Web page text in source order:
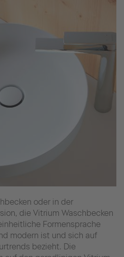
oder in der
die Vitrium Waschbecken
Formensprache
modern ist und sich auf
bezieht. Die